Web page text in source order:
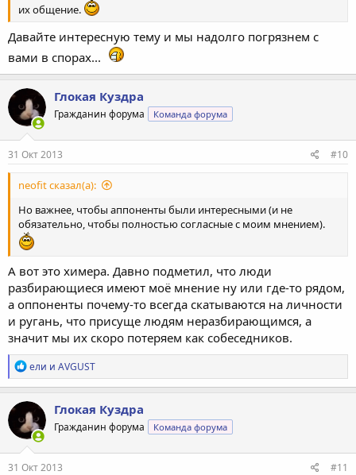
их общение.
Давайте интересную тему и мы надолго погрязнем с
вами в спорах...
Глокая Куздра
Гражданин форума Команда форума
31 Окт 2013 #10
neofit сказал(а):
Но важнее, чтобы аппоненты были интересными (и не
обязательно, чтобы полностью согласные с моим мнением).
А вот это химера. Давно подметил, что люди
разбирающиеся имеют моё мнение ну или где-то рядом,
а оппоненты почему-то всегда скатываются на личности
и ругань, что присуще людям неразбирающимся, а
значит мы их скоро потеряем как собеседников.
Р
е
а
к
ц
и
и
:
ели и AVGUST
Глокая Куздра
Гражданин форума Команда форума
31 Окт 2013 #11